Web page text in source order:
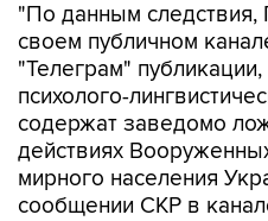
"По данным следствия,
своем публичном
"Телеграм"
психолого-
содержат заведомо
действиях
мирного населения
сообщении СКР в